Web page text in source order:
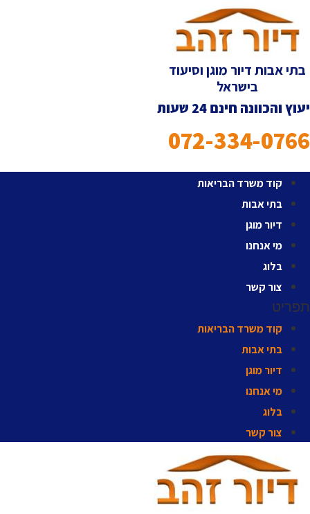
לתוכן
בתי אבות דיור מוגן וסיעוד
בישראל
יעוץ והכוונה חינם 24 שעות
072-334-0766
קוד משרד הבריאות
בתי אבות
דיור מוגן
מי אנחנו
בלוג
צור קשר
תפריט
קוד משרד הבריאות
בתי אבות
דיור מוגן
מי אנחנו
בלוג
צור קשר